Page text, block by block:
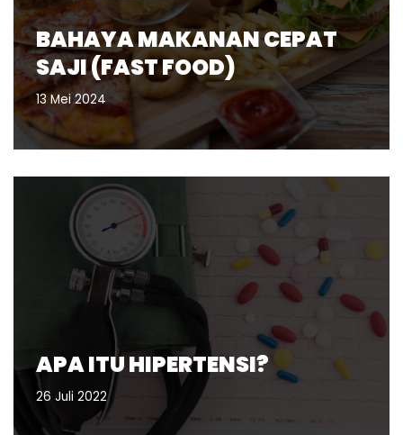
BAHAYA MAKANAN CEPAT
SAJI (FAST FOOD)
13 Mei 2024
APA ITU HIPERTENSI?
26 Juli 2022